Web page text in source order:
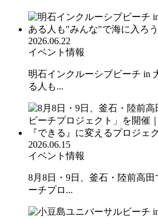
2026.06.22
イベント情報
明石インクルーシブビーチ in
る人も...
2026.06.15
イベント情報
8月8日・9日、釜石・陸前高
ーチプロ...